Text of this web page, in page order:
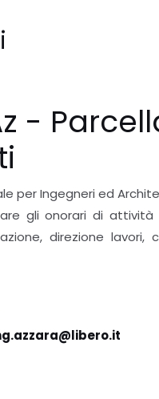
-
per Ingegneri ed
gli onorari di attività
direzione lavori,